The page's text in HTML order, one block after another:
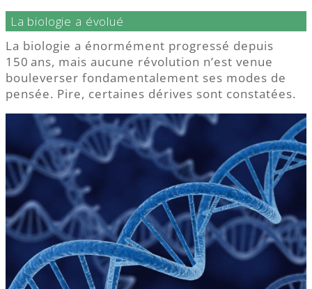
La biologie a évolué
La biologie a énormément progressé depuis
150 ans, mais aucune révolution n’est venue
bouleverser fondamentalement ses modes de
pensée. Pire, certaines dérives sont constatées.